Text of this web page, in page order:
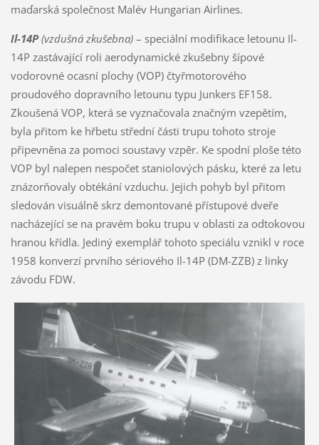
maďarská společnost Malév Hungarian Airlines.
Il-14P(vzdušná zkušebna)– speciální modifikace letounu Il-
14P zastávající roli aerodynamické zkušebny šípové
vodorovné ocasní plochy (VOP) čtyřmotorového
proudového dopravního letounu typu Junkers EF158.
Zkoušená VOP, která se vyznačovala značným vzepětím,
byla přitom ke hřbetu střední části trupu tohoto stroje
připevněna za pomoci soustavy vzpěr. Ke spodní ploše této
VOP byl nalepen nespočet staniolových pásku, které za letu
znázorňovaly obtékání vzduchu. Jejich pohyb byl přitom
sledován visuálně skrz demontované přístupové dveře
nacházející se na pravém boku trupu v oblasti za odtokovou
hranou křídla. Jediný exemplář tohoto speciálu vznikl v roce
1958 konverzí prvního sériového Il-14P (DM-ZZB) z linky
závodu FDW.